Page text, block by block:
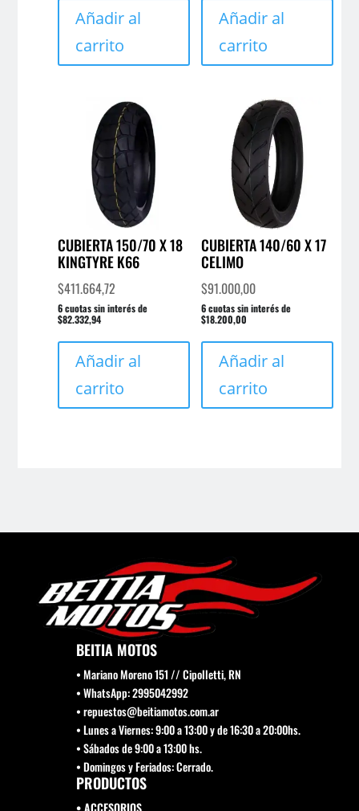
Añadir al
carrito
Añadir al
carrito
CUBIERTA 150/70 X 18
KINGTYRE K66
$411.664,72
6 cuotas sin interés de
$82.332,94
Añadir al
carrito
CUBIERTA 140/60 X 17
CELIMO
$91.000,00
6 cuotas sin interés de
$18.200,00
Añadir al
carrito
BEITIA MOTOS
• Mariano Moreno 151 // Cipolletti, RN
• WhatsApp: 2995042992
• repuestos@beitiamotos.com.ar
• Lunes a Viernes: 9:00 a 13:00 y de 16:30 a 20:00hs.
• Sábados de 9:00 a 13:00 hs.
• Domingos y Feriados: Cerrado.
PRODUCTOS
• ACCESORIOS